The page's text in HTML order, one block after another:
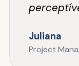
Juliana
Project